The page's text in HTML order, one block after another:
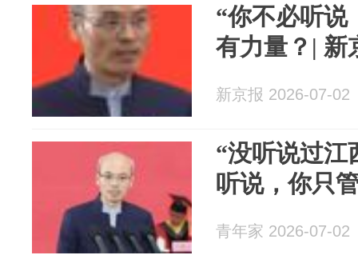
“你不必听说
有力量？| 新
新京报 2026-07-02
“没听说过江
听说，你只
青年家 2026-07-02